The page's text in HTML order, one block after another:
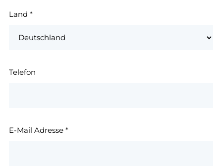
Land *
Telefon
E-Mail Adresse *